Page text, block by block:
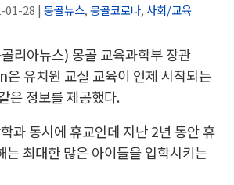
01-28 |몽골뉴스,몽골코로나,사회/교육
리아뉴스) 몽골 교육과학부 장관
유치원 교실 교육이 언제 시작되는
은 정보를 제공했다.
과 동시에 휴교인데 지난 2년 동안 휴
는 최대한 많은 아이들을 입학시키는